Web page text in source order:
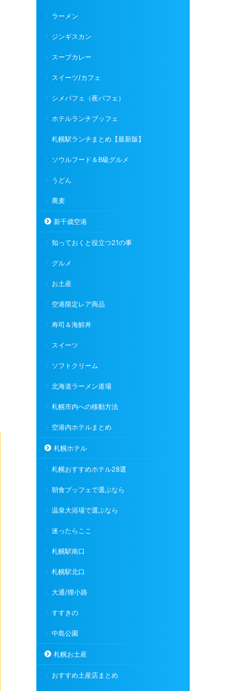
ラーメン
ジンギスカン
スープカレー
スイーツ/カフェ
シメパフェ（夜パフェ）
ホテルランチブッフェ
札幌駅ランチまとめ【最新版】
ソウルフード＆B級グルメ
うどん
蕎麦
新千歳空港
知っておくと役立つ21の事
グルメ
お土産
空港限定レア商品
寿司＆海鮮丼
スイーツ
ソフトクリーム
北海道ラーメン道場
札幌市内への移動方法
空港内ホテルまとめ
札幌ホテル
札幌おすすめホテル28選
朝食ブッフェで選ぶなら
温泉大浴場で選ぶなら
迷ったらここ
札幌駅南口
札幌駅北口
大通/狸小路
すすきの
中島公園
札幌お土産
おすすめ土産店まとめ